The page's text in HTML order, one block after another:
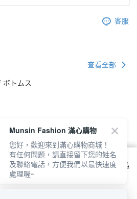
客服
查看全部
ボトムス
本網站使用 cookie 方式之詳情，及若您不希
更電腦的 cookie 設定，請參閱本網站「
隱私
使用本網站即表示您同意本公司得按本網站使
。
Munsin Fashion 滿心購物
您好，歡迎來到滿心購物商城！
有任何問題，請直接留下您的姓名
及聯絡電話，方便我們以最快速度
處理喔~